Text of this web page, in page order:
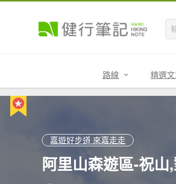
路線 精選
嘉遊好步道 來嘉走走
阿里山森遊區-祝山